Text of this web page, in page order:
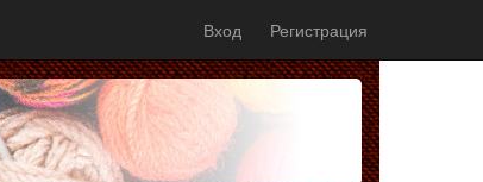
Вход Регистрация